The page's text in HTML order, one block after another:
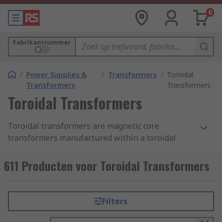
0
Fabrikantnummer
/ Power Supplies &
Transformers
/ Transformers / Toroidal
Transformers
Toroidal Transformers
Toroidal transformers are magnetic core
transformers manufactured within a toroidal
How do Toroidal Transformers they
work?
Transformers use the principles of induction to
611 Producten voor Toroidal Transformers
Filters